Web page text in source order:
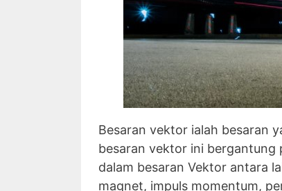
Besaran vektor ialah besaran
besaran vektor ini bergantung
dalam besaran Vektor antara
magnet, impuls momentum,